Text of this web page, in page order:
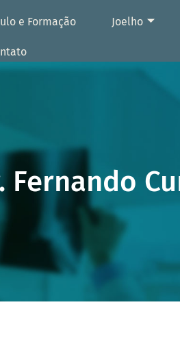
e Formação Joelho
Fernando